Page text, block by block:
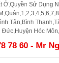
Ở,Quyền Sử Dụng
Tân,Bình
Đức,Huyện Hóc Môn,
78 60 - Mr